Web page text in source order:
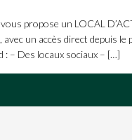
propose un LOCAL
un accès direct depuis
: – Des locaux sociaux – […]